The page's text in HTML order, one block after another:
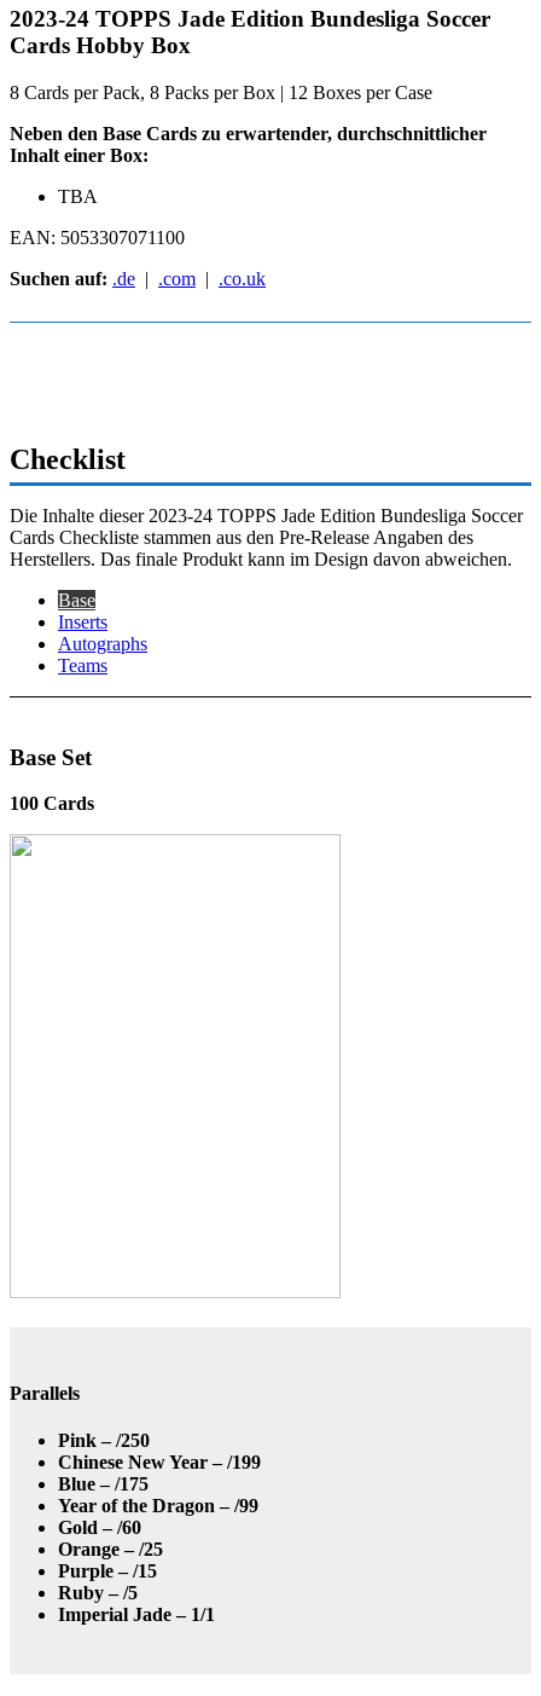
2023-24 TOPPS Jade Edition Bundesliga Soccer
Cards Hobby Box
8 Cards per Pack, 8 Packs per Box | 12 Boxes per Case
Neben den Base Cards zu erwartender, durchschnittlicher
Inhalt einer Box:
TBA
EAN: 5053307071100
Suchen auf: .de | .com | .co.uk
Checklist
Die Inhalte dieser 2023-24 TOPPS Jade Edition Bundesliga Soccer
Cards Checkliste stammen aus den Pre-Release Angaben des
Herstellers. Das finale Produkt kann im Design davon abweichen.
Base
Inserts
Autographs
Teams
Base Set
100 Cards
Parallels
Pink – /250
Chinese New Year – /199
Blue – /175
Year of the Dragon – /99
Gold – /60
Orange – /25
Purple – /15
Ruby – /5
Imperial Jade – 1/1